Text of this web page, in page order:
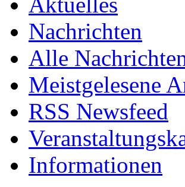
Nachrichten
Alle
Meistgelesene
RSS Newsfeed
Informationen